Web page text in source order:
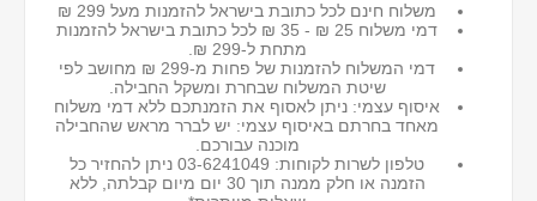
משלוח חינם לכל כתובת בישראל להזמנות מעל 299 ₪
דמי משלוח 25 ₪ - 35 ₪ לכל כתובת בישראל
להזמנות
מתחת ל-299 ₪.
דמי המשלוח להזמנות של פחות מ-299 ₪ מחושב לפי
שיטת המשלוח שבחרת ומשקל החבילה.
איסוף עצמי: ניתן לאסוף את הזמנתכם ללא דמי משלוח
מאחד בחרתם באיסוף עצמי: יש לברר מראש שהחבילה
מוכנה עבורכם.
טלפון לשרות לקוחות: 03-6241049 ניתן להחזיר כל
הזמנה או חלק ממנה תוך 30 יום מיום קבלתה, ללא